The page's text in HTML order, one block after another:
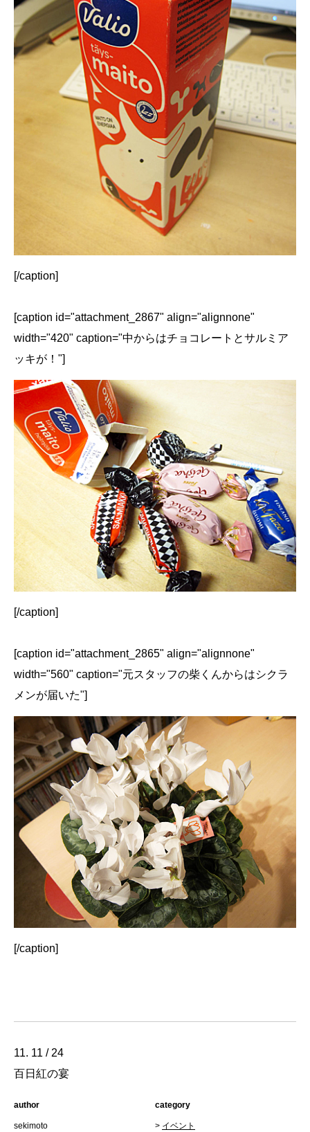
[/caption]
[caption id="attachment_2867" align="alignnone"
width="420" caption="中からはチョコレートとサルミア
ッキが！"]
[/caption]
[caption id="attachment_2865" align="alignnone"
width="560" caption="元スタッフの柴くんからはシクラ
メンが届いた"]
[/caption]
11. 11 / 24
百日紅の宴
author
sekimoto
category
> イベント